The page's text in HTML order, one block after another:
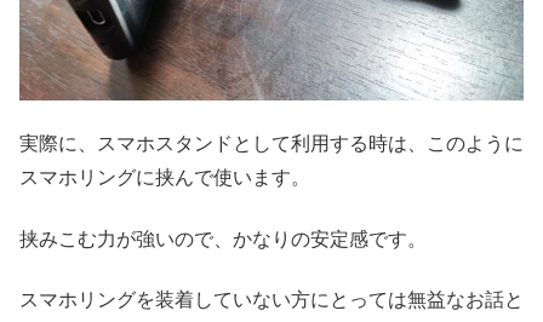
実際に、スマホスタンドとして利用する時は、このように
スマホリングに挟んで使います。
挟みこむ力が強いので、かなりの安定感です。
スマホリングを装着していない方にとっては無益なお話と